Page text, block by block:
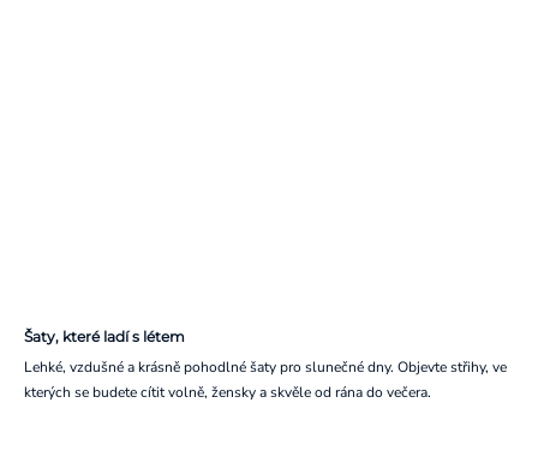
Šaty, které ladí s létem
Lehké, vzdušné a krásně pohodlné šaty pro slunečné dny. Objevte střihy, ve
kterých se budete cítit volně, žensky a skvěle od rána do večera.